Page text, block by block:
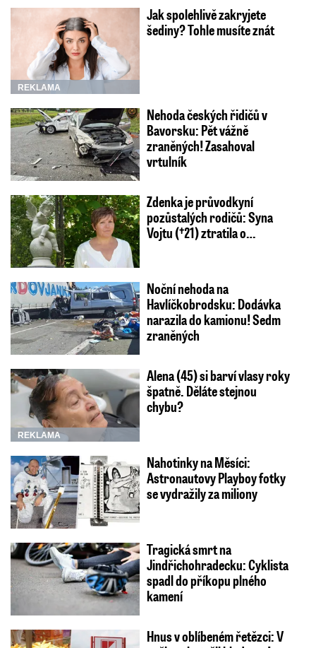
REKLAMA
Jak spolehlivě zakryjete
šediny? Tohle musíte znát
Nehoda českých řidičů v
Bavorsku: Pět vážně
zraněných! Zasahoval
vrtulník
Zdenka je průvodkyní
pozůstalých rodičů: Syna
Vojtu (†21) ztratila o…
Noční nehoda na
Havlíčkobrodsku: Dodávka
narazila do kamionu! Sedm
zraněných
REKLAMA
Alena (45) si barví vlasy roky
špatně. Děláte stejnou
chybu?
Nahotinky na Měsíci:
Astronautovy Playboy fotky
se vydražily za miliony
Tragická smrt na
Jindřichohradecku: Cyklista
spadl do příkopu plného
kamení
Hnus v oblíbeném řetězci: V